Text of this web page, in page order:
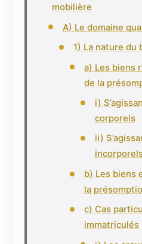
mobilière
A) Le domaine
1) La nature du
a) Les biens
de la
i)
corporels
ii)
b) Les biens
la
c) Cas
immatriculés